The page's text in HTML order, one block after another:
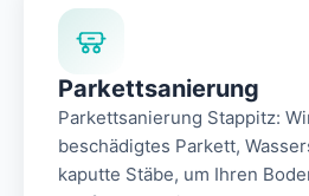
Parkettsanierung
Parkettsanierung Stappitz:
beschädigtes Parkett,
kaputte Stäbe, um Ihren